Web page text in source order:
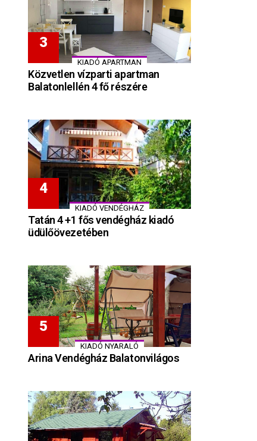
KIADÓ APARTMAN
Közvetlen vízparti apartman
Balatonlellén 4 fő részére
KIADÓ VENDÉGHÁZ
Tatán 4 +1 fős vendégház kiadó
üdülőövezetében
KIADÓ NYARALÓ
Arina Vendégház Balatonvilágos